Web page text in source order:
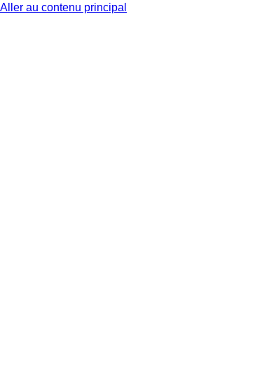
Aller au contenu principal